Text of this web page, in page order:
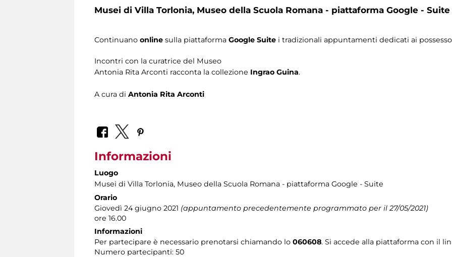
Musei di Villa Torlonia, Museo della Scuola Romana - piattaforma Google - Suite
Continuano online sulla piattaforma Google Suite i tradizionali appuntamenti dedicati ai
Incontri con la curatrice del Museo
Antonia Rita Arconti racconta la collezione Ingrao Guina.
A cura di Antonia Rita Arconti
Informazioni
Luogo
Musei di Villa Torlonia, Museo della Scuola Romana - piattaforma Google - Suite
Orario
Giovedì 24 giugno 2021 (appuntamento precedentemente programmato per il 27/05/2021)
ore 16.00
Informazioni
Per partecipare è necessario prenotarsi chiamando lo 060608. Si accede alla piattaforma con il
Numero partecipanti: 50